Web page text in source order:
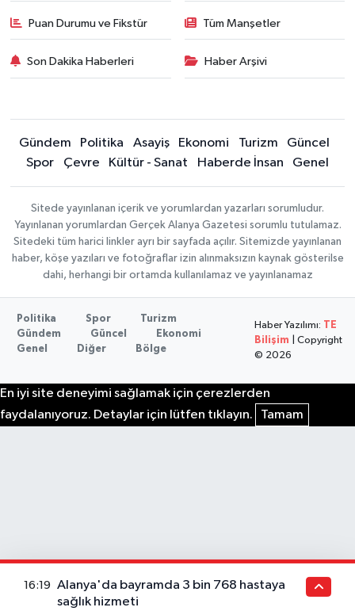
Puan Durumu ve Fikstür Tüm Manşetler
Son Dakika Haberleri Haber Arşivi
Gündem Politika Asayiş Ekonomi Turizm
Güncel
Spor
Çevre Kültür - Sanat Haberde İnsan Genel
Sitede yayınlanan içerik ve yorumlardan yazarları sorumludur.
Yayınlanan yorumlardan Gerçek Alanya Gazetesi sorumlu tutulamaz.
Sitedeki tüm harici linkler ayrı bir sayfada açılır. Sitemizde yayınlanan
haber, köşe yazıları ve fotoğraflar izin alınmaksızın kaynak gösterilse
dahi, herhangi bir ortamda kullanılamaz ve yayınlanamaz
Politika Spor
Turizm
Gündem
Güncel
Ekonomi
Genel
Diğer Bölge
Haber Yazılımı:
TE
Bilişim | Copyright
© 2026
En iyi site deneyimi sağlamak için çerezlerden
faydalanıyoruz. Detaylar için lütfen tıklayın.
Tamam
16:19
Alanya'da bayramda 3 bin 768 hastaya
sağlık hizmeti